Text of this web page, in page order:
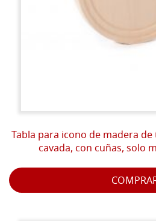
Tabla para icono de madera
cavada, con cuñas, solo